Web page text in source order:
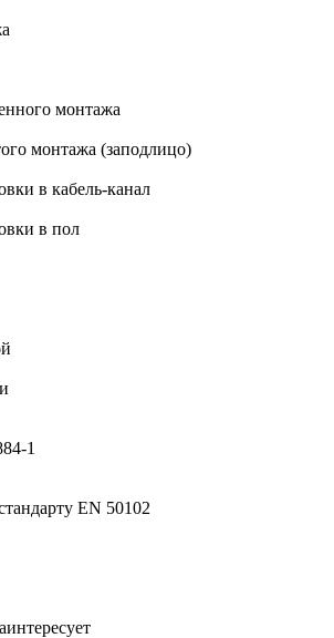
монтажа
монтажа (заподлицо)
в кабель-канал
в пол
1
EN 50102